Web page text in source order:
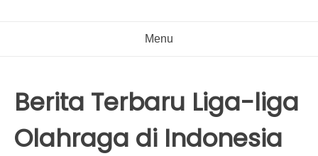
Menu
Berita Terbaru Liga-liga
Olahraga di Indonesia